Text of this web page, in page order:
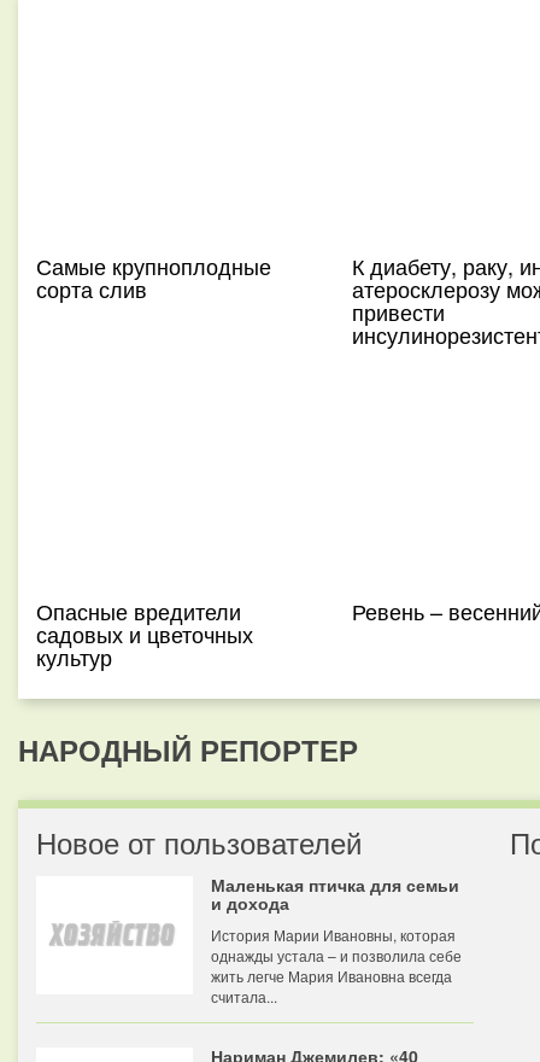
Самые крупноплодные
сорта слив
К диабету, раку,
атеросклерозу
привести
Опасные вредители
садовых и цветочных
культур
Ревень –
НАРОДНЫЙ РЕПОРТЕР
Новое от пользователей
Маленькая птичка для семьи
и дохода
История Марии Ивановны, которая
однажды устала – и позволила себе
жить легче Мария Ивановна всегда
считала...
Нариман Джемилев: «40